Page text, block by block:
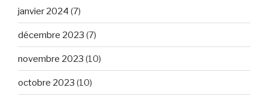
janvier 2024 (7)
décembre 2023 (7)
novembre 2023 (10)
octobre 2023 (10)